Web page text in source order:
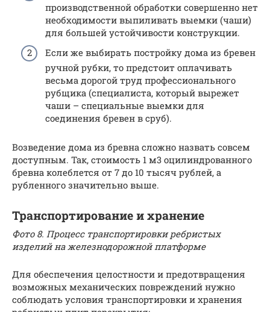
производственной обработки совершенно нет
необходимости выпиливать выемки (чаши)
для большей устойчивости конструкции.
Если же выбирать постройку дома из бревен
ручной рубки, то предстоит оплачивать
весьма дорогой труд профессионального
рубщика (специалиста, который вырежет
чаши – специальные выемки для
соединения бревен в сруб).
Возведение дома из бревна сложно назвать совсем
доступным. Так, стоимость 1 м3 оцилиндрованного
бревна колеблется от 7 до 10 тысяч рублей, а
рубленного значительно выше.
Транспортирование и хранение
Фото 8. Процесс транспортировки ребристых
изделий на железнодорожной платформе
Для обеспечения целостности и предотвращения
возможных механических повреждений нужно
соблюдать условия транспортировки и хранения